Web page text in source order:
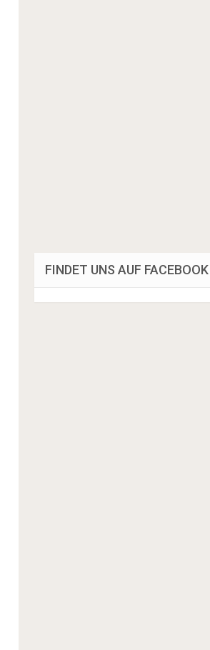
FINDET UNS AUF FACEBOOK